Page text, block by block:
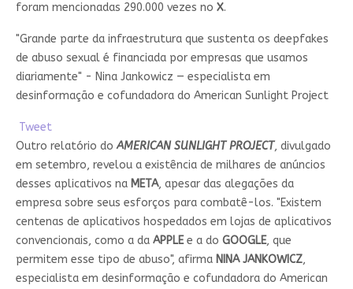
foram mencionadas 290.000 vezes no X.
"Grande parte da infraestrutura que sustenta os deepfakes
de abuso sexual é financiada por empresas que usamos
diariamente" - Nina Jankowicz — especialista em
desinformação e cofundadora do American Sunlight Project
Tweet
Outro relatório doAMERICAN SUNLIGHT PROJECT, divulgado
em setembro, revelou a existência de milhares de anúncios
desses aplicativos na META, apesar das alegações da
empresa sobre seus esforços para combatê-los. "Existem
centenas de aplicativos hospedados em lojas de aplicativos
convencionais, como a da APPLEe a do GOOGLE, que
permitem esse tipo de abuso", afirma NINA JANKOWICZ,
especialista em desinformação e cofundadora do American